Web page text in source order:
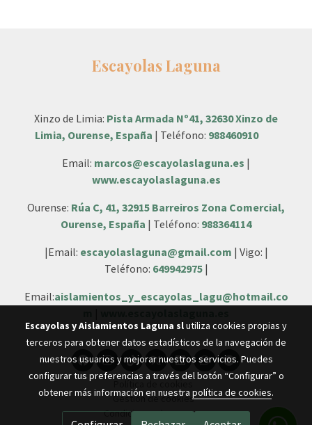
Escayolas Laguna
Xinzo de Limia: Pista Armada Nº41, 32630 Xinzo de
Limia, Ourense, España | Teléfono: 988460910
Email: marcos@escayolaslaguna.es |
www.escayolaslaguna.es
Ourense: Rúa C, 41, 32915 Barreiros Zona Comercial,
Ourense, España | Teléfono: 988364114
|Email: escayolaslaguna@gmail.com | Vigo: |
Teléfono: 649942975|
Email:aislamientos_y_escayolas_lagu@hotmail.co
Gestión de cookies
Condiciones de compra
Escayolas y Aislamientos Laguna slutiliza cookies propias y
terceros para obtener datos estadísticos de la navegación de
nuestros usuarios y mejorar nuestros servicios. Puedes
configurar tus preferencias a través del botón “Configurar” o
obtener más información en nuestra política de cookies.